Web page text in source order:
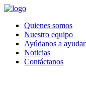
Quienes somos
Nuestro equipo
Ayúdanos a ayudar
Noticias
Contáctanos